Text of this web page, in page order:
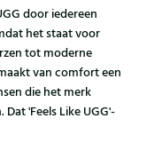
door iedereen
het staat voor
tot moderne
van comfort een
die het merk
'Feels Like UGG'-